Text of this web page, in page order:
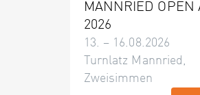
MANNRIED OPEN
2026
13. – 16.08.2026
Turnlatz Mannried,
Zweisimmen